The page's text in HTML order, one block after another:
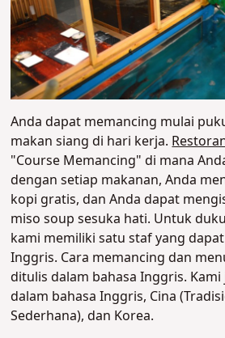
Anda dapat memancing mulai
makan siang di hari kerja.
"Course Memancing" di mana
dengan setiap makanan, Anda
kopi gratis, dan Anda dapat
miso soup sesuka hati. Untuk
kami memiliki satu staf yang
Inggris. Cara memancing dan
ditulis dalam bahasa Inggris.
dalam bahasa Inggris, Cina
Sederhana), dan Korea.